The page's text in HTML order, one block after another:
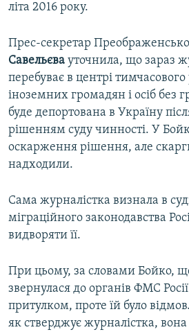
літа 2016 року.
Прес-секретар
Савельєва уточнила, що зараз
перебуває в центрі
іноземних громадян і осіб без
буде депортована в Україну
рішенням суду чинності. У
оскарження рішення, але
надходили.
Сама журналістка визнала в
міграційного законодавства
видворяти її.
При цьому, за словами Бойко,
звернулася до органів ФМС
притулком, проте їй було
як стверджує журналістка,